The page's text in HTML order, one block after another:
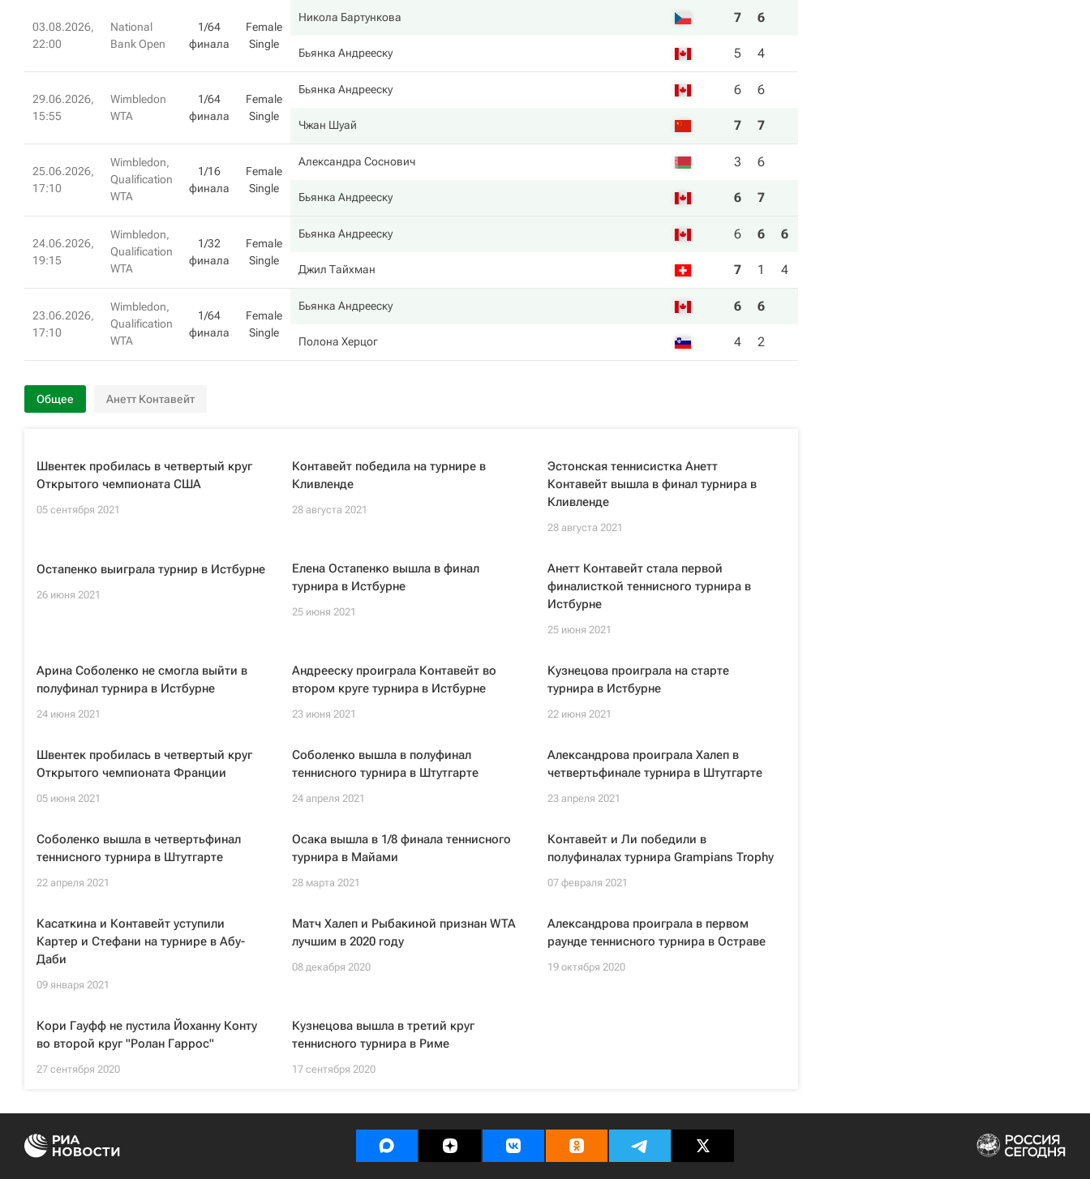
03.08.2026,
22:00
National
Bank Open
1/64
финала
Female
Single
Никола Бартункова 7 6
Бьянка Андрееску 5 4
29.06.2026,
15:55
Wimbledon
WTA
1/64
финала
Female
Single
Бьянка Андрееску 6 6
Чжан Шуай 7 7
25.06.2026,
17:10
Wimbledon,
Qualification
WTA
1/16
финала
Female
Single
Александра Соснович 3 6
Бьянка Андрееску 6 7
24.06.2026,
19:15
Wimbledon,
Qualification
WTA
1/32
финала
Female
Single
Бьянка Андрееску 6 6 6
Джил Тайхман 7 1 4
23.06.2026,
17:10
Wimbledon,
Qualification
WTA
1/64
финала
Female
Single
Бьянка Андрееску 6 6
Полона Херцог 4 2
Общее Анетт Контавейт
Швентек пробилась в четвертый круг
Открытого чемпионата США
05 сентября 2021
Контавейт победила на турнире в
Кливленде
28 августа 2021
Эстонская теннисистка Анетт
Контавейт вышла в финал турнира в
Кливленде
28 августа 2021
Остапенко выиграла турнир в Истбурне
26 июня 2021
Елена Остапенко вышла в финал
турнира в Истбурне
25 июня 2021
Анетт Контавейт стала первой
финалисткой теннисного турнира в
Истбурне
25 июня 2021
Арина Соболенко не смогла выйти в
полуфинал турнира в Истбурне
24 июня 2021
Андрееску проиграла Контавейт во
втором круге турнира в Истбурне
23 июня 2021
Кузнецова проиграла на старте
турнира в Истбурне
22 июня 2021
Швентек пробилась в четвертый круг
Открытого чемпионата Франции
05 июня 2021
Соболенко вышла в полуфинал
теннисного турнира в Штутгарте
24 апреля 2021
Александрова проиграла Халеп в
четвертьфинале турнира в Штутгарте
23 апреля 2021
Соболенко вышла в четвертьфинал
теннисного турнира в Штутгарте
22 апреля 2021
Осака вышла в 1/8 финала теннисного
турнира в Майами
28 марта 2021
Контавейт и Ли победили в
полуфиналах турнира Grampians Trophy
07 февраля 2021
Касаткина и Контавейт уступили
Картер и Стефани на турнире в Абу-
Даби
09 января 2021
Матч Халеп и Рыбакиной признан WTA
лучшим в 2020 году
08 декабря 2020
Александрова проиграла в первом
раунде теннисного турнира в Остраве
19 октября 2020
Кори Гауфф не пустила Йоханну Конту
во второй круг "Ролан Гаррос"
27 сентября 2020
Кузнецова вышла в третий круг
теннисного турнира в Риме
17 сентября 2020